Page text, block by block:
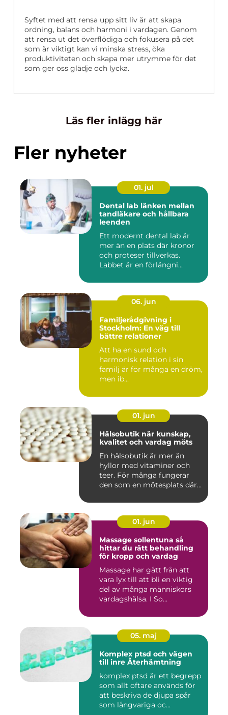
Syftet med att rensa upp sitt liv är att skapa
ordning, balans och harmoni i vardagen. Genom
att rensa ut det överflödiga och fokusera på det
som är viktigt kan vi minska stress, öka
produktiviteten och skapa mer utrymme för det
som ger oss glädje och lycka.
Läs fler inlägg här
Fler nyheter
01. jul
Dental lab länken mellan
tandläkare och hållbara
leenden
Ett modernt dental lab är
mer än en plats där kronor
och proteser tillverkas.
Labbet är en förlängni...
06. jun
Familjerådgivning i
Stockholm: En väg till
bättre relationer
Att ha en sund och
harmonisk relation i sin
familj är för många en dröm,
men ib...
01. jun
Hälsobutik när kunskap,
kvalitet och vardag möts
En hälsobutik är mer än
hyllor med vitaminer och
teer. För många fungerar
den som en mötesplats där
01. jun
Massage sollentuna så
hittar du rätt behandling
för kropp och vardag
Massage har gått från att
vara lyx till att bli en viktig
del av många människors
vardagshälsa. I So...
05. maj
Komplex ptsd och vägen
till inre Återhämtning
komplex ptsd är ett begrepp
som allt oftare används för
att beskriva de djupa spår
som långvariga oc...